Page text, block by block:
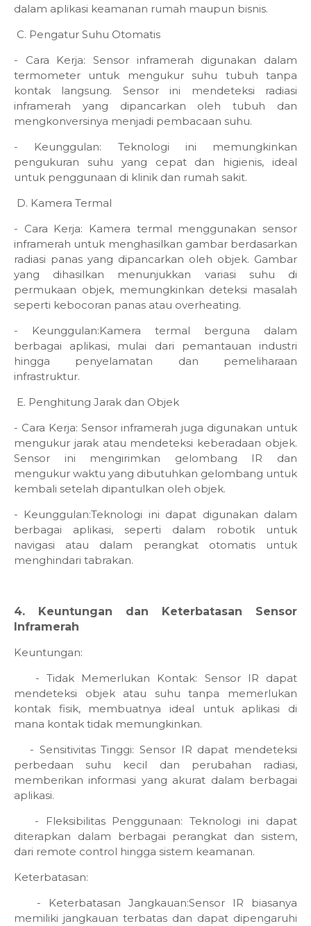
dalam aplikasi keamanan rumah maupun bisnis.
C. Pengatur Suhu Otomatis
- Cara Kerja: Sensor inframerah digunakan dalam
termometer untuk mengukur suhu tubuh tanpa
kontak langsung. Sensor ini mendeteksi radiasi
inframerah yang dipancarkan oleh tubuh dan
mengkonversinya menjadi pembacaan suhu.
- Keunggulan: Teknologi ini memungkinkan
pengukuran suhu yang cepat dan higienis, ideal
untuk penggunaan di klinik dan rumah sakit.
D. Kamera Termal
- Cara Kerja: Kamera termal menggunakan sensor
inframerah untuk menghasilkan gambar berdasarkan
radiasi panas yang dipancarkan oleh objek. Gambar
yang dihasilkan menunjukkan variasi suhu di
permukaan objek, memungkinkan deteksi masalah
seperti kebocoran panas atau overheating.
- Keunggulan:Kamera termal berguna dalam
berbagai aplikasi, mulai dari pemantauan industri
hingga penyelamatan dan pemeliharaan
infrastruktur.
E. Penghitung Jarak dan Objek
- Cara Kerja: Sensor inframerah juga digunakan untuk
mengukur jarak atau mendeteksi keberadaan objek.
Sensor ini mengirimkan gelombang IR dan
mengukur waktu yang dibutuhkan gelombang untuk
kembali setelah dipantulkan oleh objek.
- Keunggulan:Teknologi ini dapat digunakan dalam
berbagai aplikasi, seperti dalam robotik untuk
navigasi atau dalam perangkat otomatis untuk
menghindari tabrakan.
4. Keuntungan dan Keterbatasan Sensor
Inframerah
Keuntungan:
- Tidak Memerlukan Kontak: Sensor IR dapat
mendeteksi objek atau suhu tanpa memerlukan
kontak fisik, membuatnya ideal untuk aplikasi di
mana kontak tidak memungkinkan.
- Sensitivitas Tinggi: Sensor IR dapat mendeteksi
perbedaan suhu kecil dan perubahan radiasi,
memberikan informasi yang akurat dalam berbagai
aplikasi.
- Fleksibilitas Penggunaan: Teknologi ini dapat
diterapkan dalam berbagai perangkat dan sistem,
dari remote control hingga sistem keamanan.
Keterbatasan:
- Keterbatasan Jangkauan:Sensor IR biasanya
memiliki jangkauan terbatas dan dapat dipengaruhi